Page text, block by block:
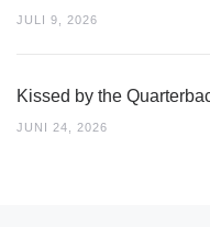
JULI 9, 2026
Kissed by the
JUNI 24, 2026